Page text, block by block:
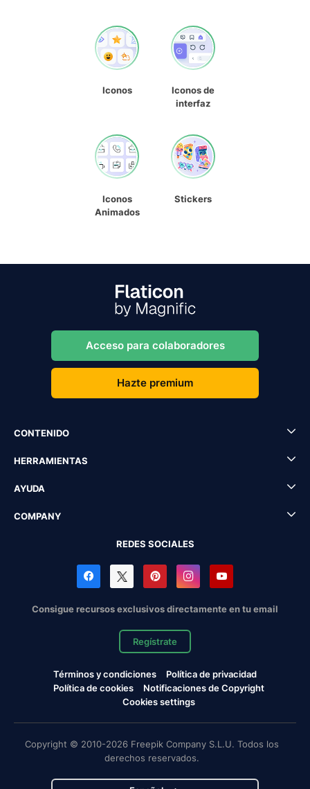
Iconos
Iconos de
interfaz
Iconos
Animados
Stickers
Acceso para colaboradores
Hazte premium
CONTENIDO
HERRAMIENTAS
AYUDA
COMPANY
REDES SOCIALES
Consigue recursos exclusivos directamente en tu email
Regístrate
Términos y condiciones
Política de privacidad
Política de cookies
Notificaciones de Copyright
Cookies settings
Copyright © 2010-2026 Freepik Company S.L.U. Todos los
derechos reservados.